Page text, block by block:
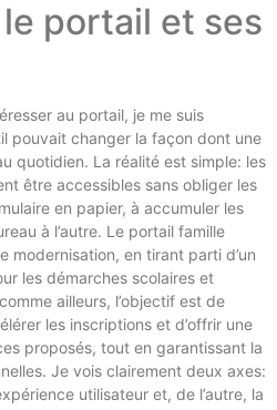
portail et ses
au portail, je me suis
pouvait changer la façon dont une
quotidien. La réalité est simple: les
être accessibles sans obliger les
en papier, à accumuler les
à l’autre. Le portail famille
modernisation, en tirant parti d’un
les démarches scolaires et
ailleurs, l’objectif est de
les inscriptions et d’offrir une
proposés, tout en garantissant la
Je vois clairement deux axes:
utilisateur et, de l’autre, la